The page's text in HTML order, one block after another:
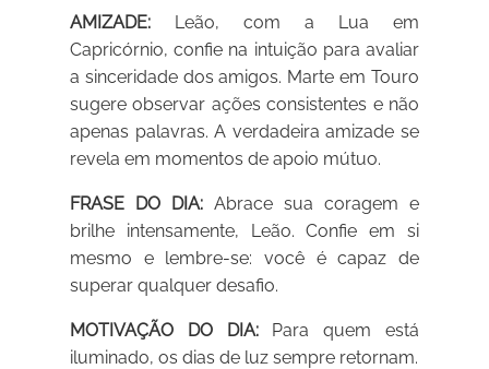
AMIZADE: Leão, com a Lua em
Capricórnio, confie na intuição para avaliar
a sinceridade dos amigos. Marte em Touro
sugere observar ações consistentes e não
apenas palavras. A verdadeira amizade se
revela em momentos de apoio mútuo.
FRASE DO DIA: Abrace sua coragem e
brilhe intensamente, Leão. Confie em si
mesmo e lembre-se: você é capaz de
superar qualquer desafio.
MOTIVAÇÃO DO DIA:Para quem está
iluminado, os dias de luz sempre retornam.